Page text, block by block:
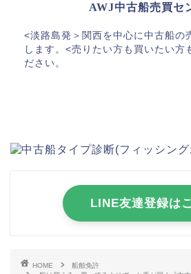
AWJ中古船売買セ
<淡路島発＞関西を中心に中古船の
します。<売りたい方も買いたい方
ださい。
LINE友達登録は
HOME
船舶免許